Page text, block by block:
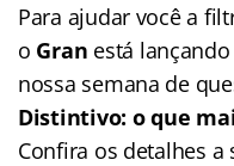
Para ajudar você a
o Gran está
nossa semana de
Distintivo: o que
Confira os detalhes a